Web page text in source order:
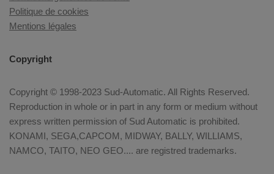
Politique de cookies
Mentions légales
Copyright
Copyright © 1998-2023 Sud-Automatic. All Rights Reserved.
Reproduction in whole or in part in any form or medium without
express written permission of Sud Automatic is prohibited.
KONAMI, SEGA,CAPCOM, MIDWAY, BALLY, WILLIAMS,
NAMCO, TAITO, NEO GEO.... are registred trademarks.